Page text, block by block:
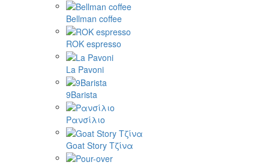
Bellman coffee
ROK espresso
La Pavoni
9Barista
Ρανσίλιο
Goat Story Τζίνα